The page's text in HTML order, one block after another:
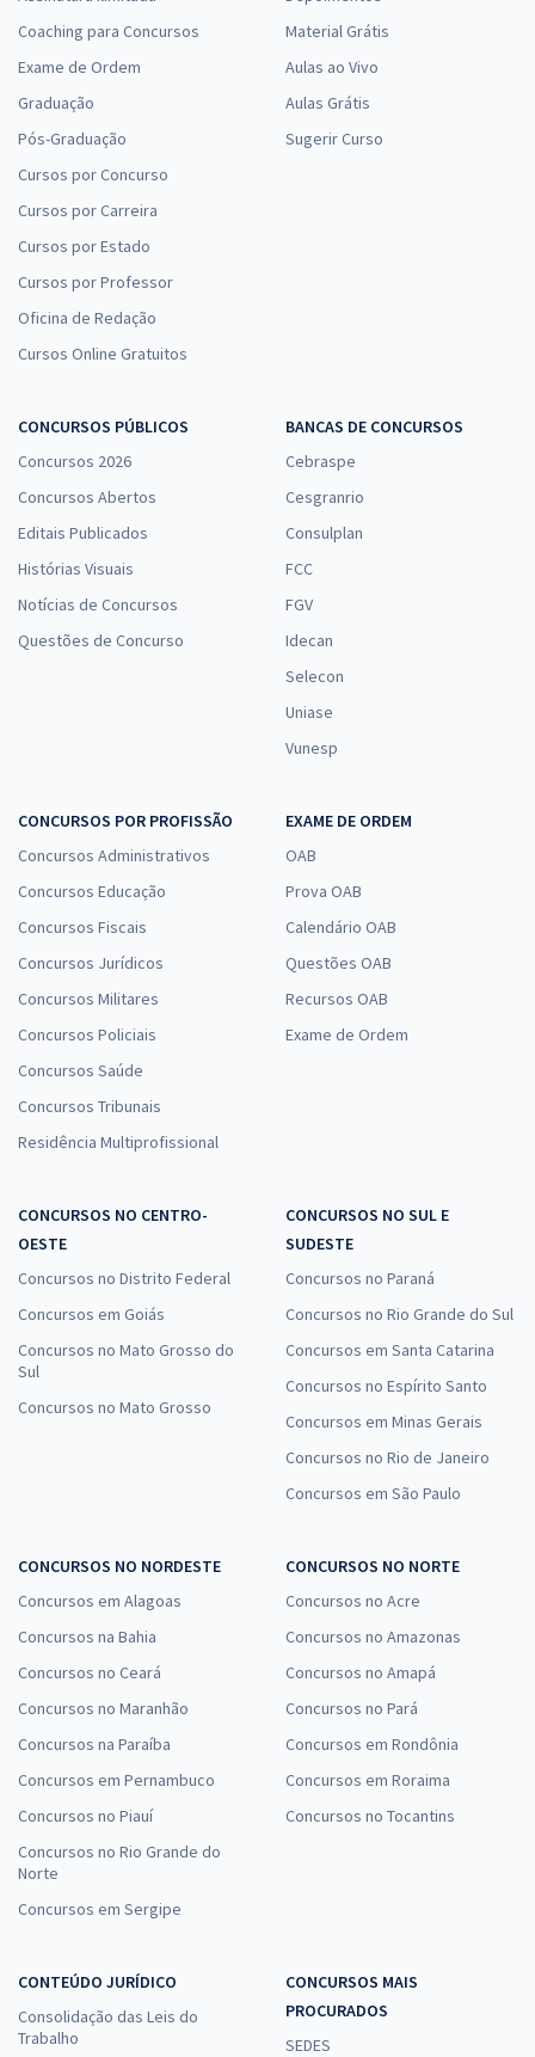
Coaching para Concursos
Exame de Ordem
Graduação
Pós-Graduação
Cursos por Concurso
Cursos por Carreira
Cursos por Estado
Cursos por Professor
Oficina de Redação
Cursos Online Gratuitos
Material Grátis
Aulas ao Vivo
Aulas Grátis
Sugerir Curso
CONCURSOS PÚBLICOS
Concursos 2026
Concursos Abertos
Editais Publicados
Histórias Visuais
Notícias de Concursos
Questões de Concurso
BANCAS DE CONCURSOS
Cebraspe
Cesgranrio
Consulplan
FCC
FGV
Idecan
Selecon
Uniase
Vunesp
CONCURSOS POR PROFISSÃO
Concursos Administrativos
Concursos Educação
Concursos Fiscais
Concursos Jurídicos
Concursos Militares
Concursos Policiais
Concursos Saúde
Concursos Tribunais
Residência Multiprofissional
EXAME DE ORDEM
OAB
Prova OAB
Calendário OAB
Questões OAB
Recursos OAB
Exame de Ordem
CONCURSOS NO CENTRO-
OESTE
Concursos no Distrito Federal
Concursos em Goiás
Concursos no Mato Grosso do
Sul
Concursos no Mato Grosso
CONCURSOS NO SUL E
SUDESTE
Concursos no Paraná
Concursos no Rio Grande do Sul
Concursos em Santa Catarina
Concursos no Espírito Santo
Concursos em Minas Gerais
Concursos no Rio de Janeiro
Concursos em São Paulo
CONCURSOS NO NORDESTE
Concursos em Alagoas
Concursos na Bahia
Concursos no Ceará
Concursos no Maranhão
Concursos na Paraíba
Concursos em Pernambuco
Concursos no Piauí
Concursos no Rio Grande do
Norte
Concursos em Sergipe
CONCURSOS NO NORTE
Concursos no Acre
Concursos no Amazonas
Concursos no Amapá
Concursos no Pará
Concursos em Rondônia
Concursos em Roraima
Concursos no Tocantins
CONTEÚDO JURÍDICO
Consolidação das Leis do
Trabalho
CONCURSOS MAIS
PROCURADOS
SEDES